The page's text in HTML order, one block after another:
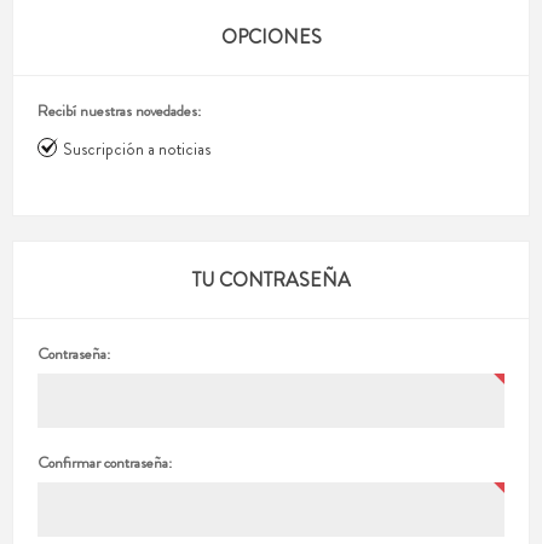
OPCIONES
Recibí nuestras novedades:
Suscripción a noticias
TU CONTRASEÑA
Contraseña:
Confirmar contraseña: